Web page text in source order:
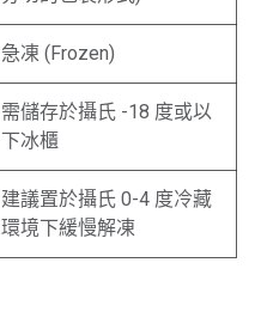
急凍 (Frozen)
需儲存於攝氏 -18 度或以
下冰櫃
建議置於攝氏 0-4 度冷藏
環境下緩慢解凍